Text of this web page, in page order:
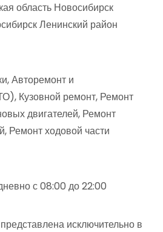
область Новосибирск
Ленинский район
Авторемонт и
Кузовной ремонт, Ремонт
двигателей, Ремонт
Ремонт ходовой части
с 08:00 до 22:00
исключительно в